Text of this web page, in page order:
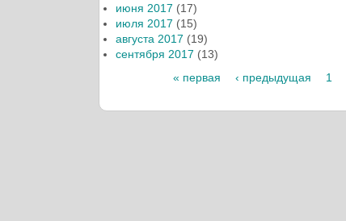
июня 2017 (17)
июля 2017 (15)
августа 2017 (19)
сентября 2017 (13)
« первая ‹ предыдущая 1